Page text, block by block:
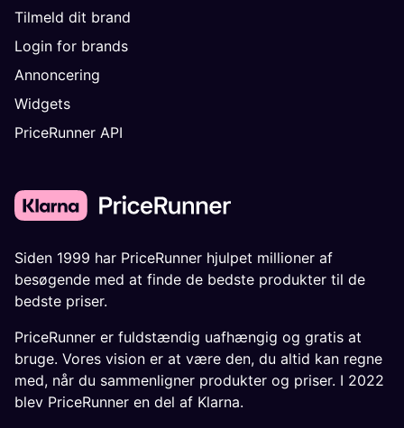
Tilmeld dit brand
Login for brands
Annoncering
Widgets
PriceRunner API
Siden 1999 har PriceRunner hjulpet millioner af
besøgende med at finde de bedste produkter til de
bedste priser.
PriceRunner er fuldstændig uafhængig og gratis at
bruge. Vores vision er at være den, du altid kan regne
med, når du sammenligner produkter og priser. I 2022
blev PriceRunner en del af Klarna.